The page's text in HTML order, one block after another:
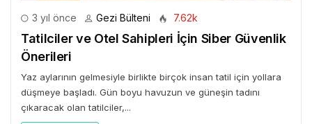
3 yıl önce Gezi Bülteni 7.62k
Tatilciler ve Otel Sahipleri İçin Siber Güvenlik
Önerileri
Yaz aylarının gelmesiyle birlikte birçok insan tatil için yollara
düşmeye başladı. Gün boyu havuzun ve güneşin tadını
çıkaracak olan tatilciler,...